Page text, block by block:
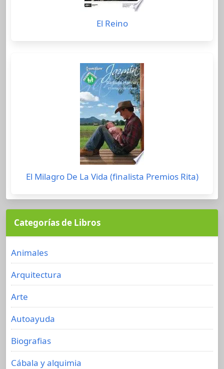
El Reino
El Milagro De La Vida (finalista Premios Rita)
Categorías de Libros
Animales
Arquitectura
Arte
Autoayuda
Biografias
Cábala y alquimia